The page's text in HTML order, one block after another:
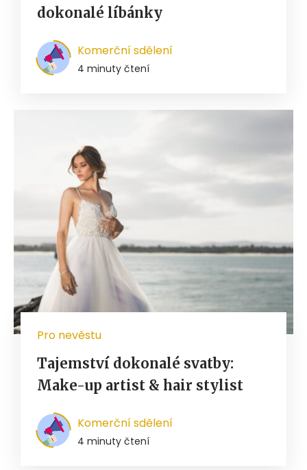
dokonalé líbánky
Komerční sdělení
4 minuty čtení
Pro nevěstu
Tajemství dokonalé svatby:
Make-up artist & hair stylist
Komerční sdělení
4 minuty čtení